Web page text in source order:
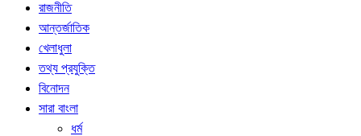
রাজনীতি
আন্তর্জাতিক
খেলাধুলা
তথ্য প্রযুক্তি
বিনোদন
সারা বাংলা
ধর্ম